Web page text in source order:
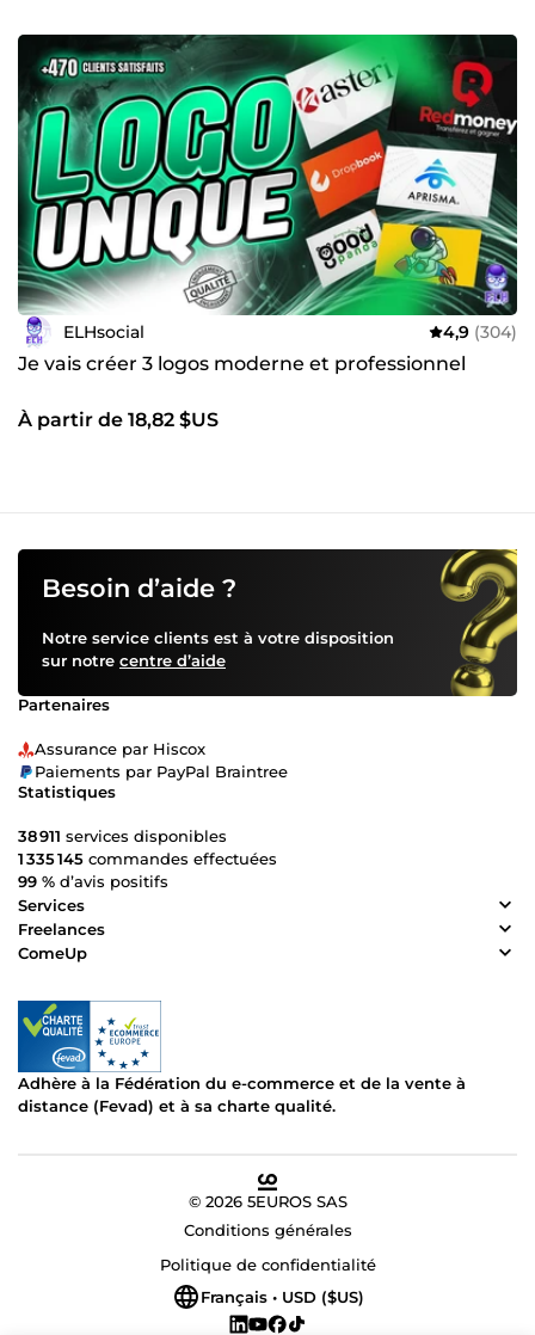
ELHsocial 4,9 (304)
Je vais créer 3 logos moderne et professionnel
À partir de 18,82 $US
Besoin d’aide ?
Notre service clients est à votre disposition
sur notre centre d’aide
Partenaires
Assurance par Hiscox
Paiements par PayPal Braintree
Statistiques
38 911 services disponibles
1 335 145 commandes effectuées
99 % d’avis positifs
Services
Freelances
ComeUp
Adhère à la Fédération du e-commerce et de la vente à
distance (Fevad) et à sa charte qualité.
© 2026 5EUROS SAS
Conditions générales
Politique de confidentialité
Français • USD ($US)